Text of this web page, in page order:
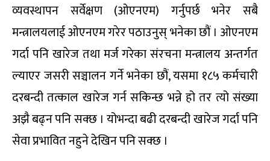
व्यवस्थापन सर्वेक्षण (ओएनएम) गर्नुपर्छ भनेर सबै
मन्त्रालयलाई ओएनएम गरेर पठाउनुस् भनेका छौं । ओएनएम
गर्दा पनि खारेज तथा मर्ज गरेका संरचना मन्त्रालय अन्तर्गत
ल्याएर जसरी सञ्चालन गर्ने भनेका छौं, यसमा १८५ कर्मचारी
दरबन्दी तत्काल खारेज गर्न सकिन्छ भन्ने हो तर त्यो संख्या
अझै बढ्न पनि सक्छ । योभन्दा बढी दरबन्दी खारेज गर्दा पनि
सेवा प्रभावित नहुने देखिन पनि सक्छ ।